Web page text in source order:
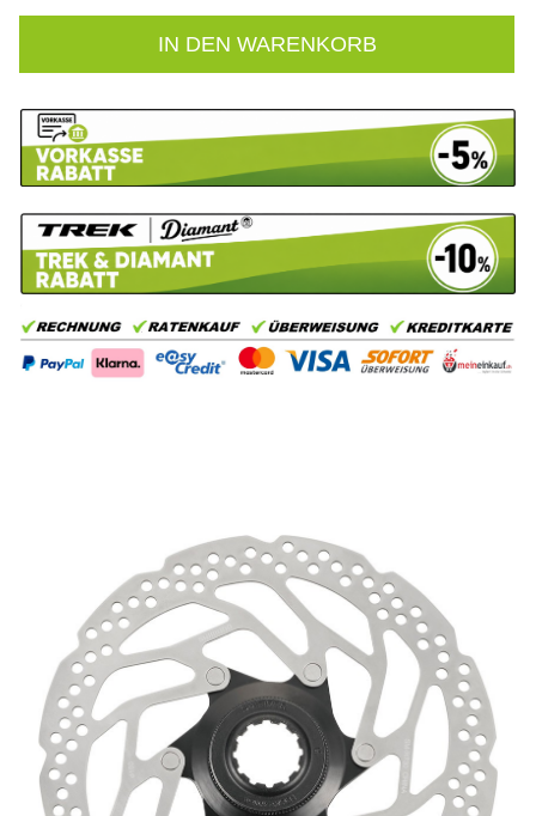
IN DEN WARENKORB